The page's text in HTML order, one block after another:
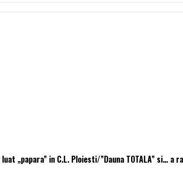
„papara” in C.L. Ploiesti/”Dauna TOTALA” si… a